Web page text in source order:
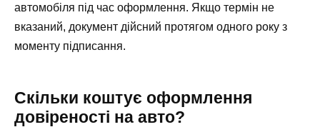
автомобіля під час оформлення. Якщо термін не
вказаний, документ дійсний протягом одного року з
моменту підписання.
Скільки коштує оформлення
довіреності на авто?